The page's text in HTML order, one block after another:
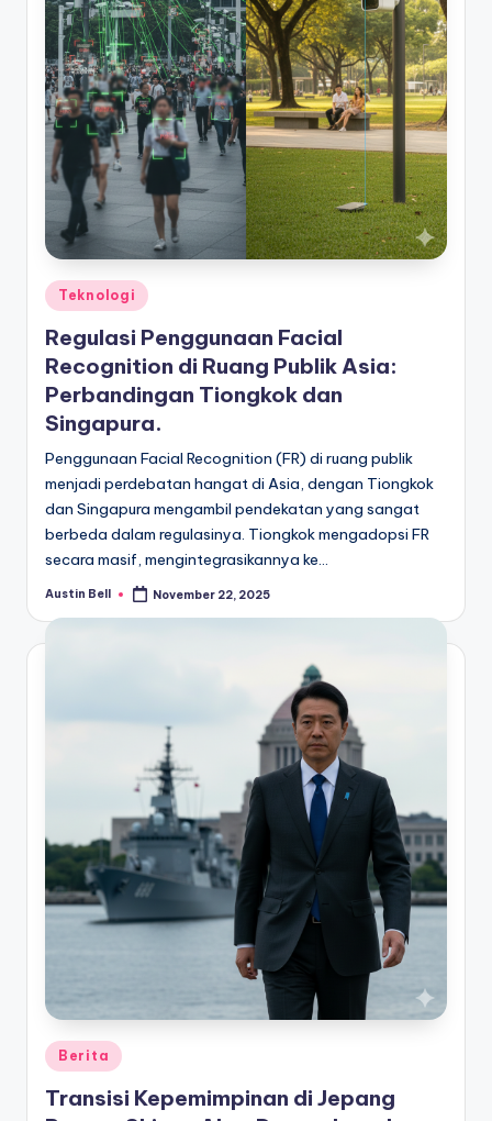
Posted
in
Teknologi
Regulasi Penggunaan Facial
Recognition di Ruang Publik Asia:
Perbandingan Tiongkok dan
Singapura.
Penggunaan Facial Recognition (FR) di ruang publik
menjadi perdebatan hangat di Asia, dengan Tiongkok
dan Singapura mengambil pendekatan yang sangat
berbeda dalam regulasinya. Tiongkok mengadopsi FR
secara masif, mengintegrasikannya ke…
Posted
Austin Bell November 22, 2025
Posted
in
Berita
Transisi Kepemimpinan di Jepang